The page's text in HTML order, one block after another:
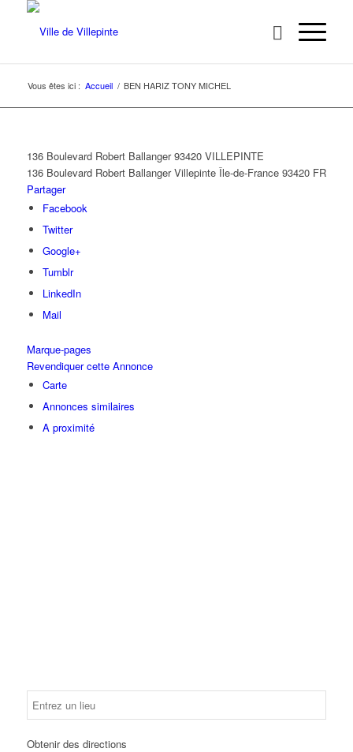
Vous êtes ici : Accueil / BEN HARIZ TONY MICHEL
136 Boulevard Robert Ballanger 93420 VILLEPINTE
136 Boulevard Robert Ballanger Villepinte Île-de-France 93420 FR
Partager
Facebook
Twitter
Google+
Tumblr
LinkedIn
Mail
Marque-pages
Revendiquer cette Annonce
Carte
Annonces similaires
A proximité
Obtenir des directions